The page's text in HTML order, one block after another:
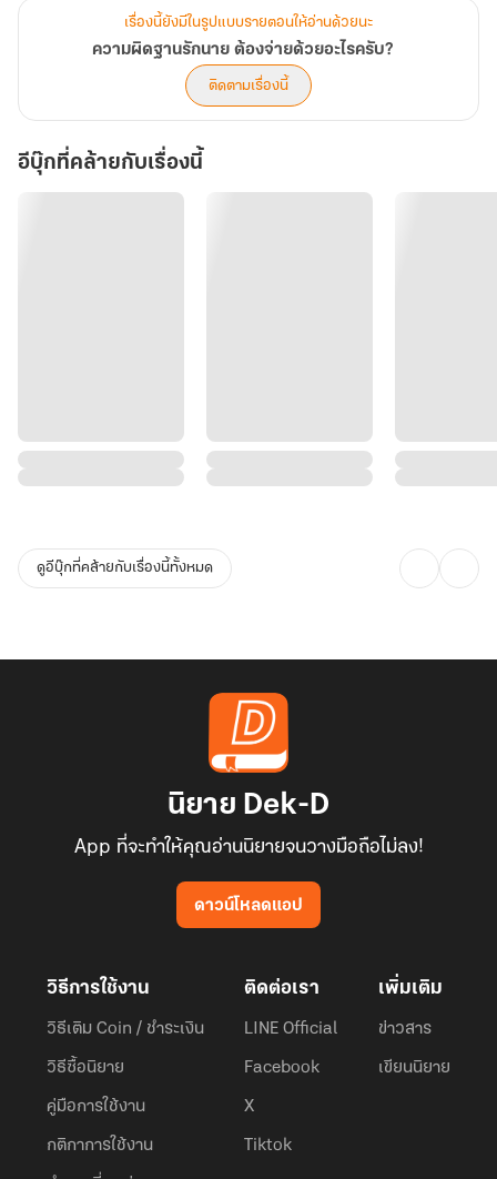
เรื่องนี้ยังมีในรูปแบบรายตอนให้อ่านด้วยนะ
ความผิดฐานรักนาย ต้องจ่ายด้วยอะไรครับ?
ติดตามเรื่องนี้
อีบุ๊กที่คล้ายกับเรื่องนี้
ดูอีบุ๊กที่คล้ายกับเรื่องนี้ทั้งหมด
นิยาย Dek-D
App ที่จะทำให้คุณอ่านนิยายจนวางมือถือไม่ลง!
ดาวน์โหลดแอป
วิธีการใช้งาน
วิธีเติม Coin / ชำระเงิน
วิธีซื้อนิยาย
คู่มือการใช้งาน
กติกาการใช้งาน
ติดต่อเรา
LINE Official
Facebook
X
Tiktok
เพิ่มเติม
ข่าวสาร
เขียนนิยาย